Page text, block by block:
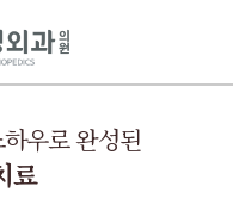
우로 완성된
료